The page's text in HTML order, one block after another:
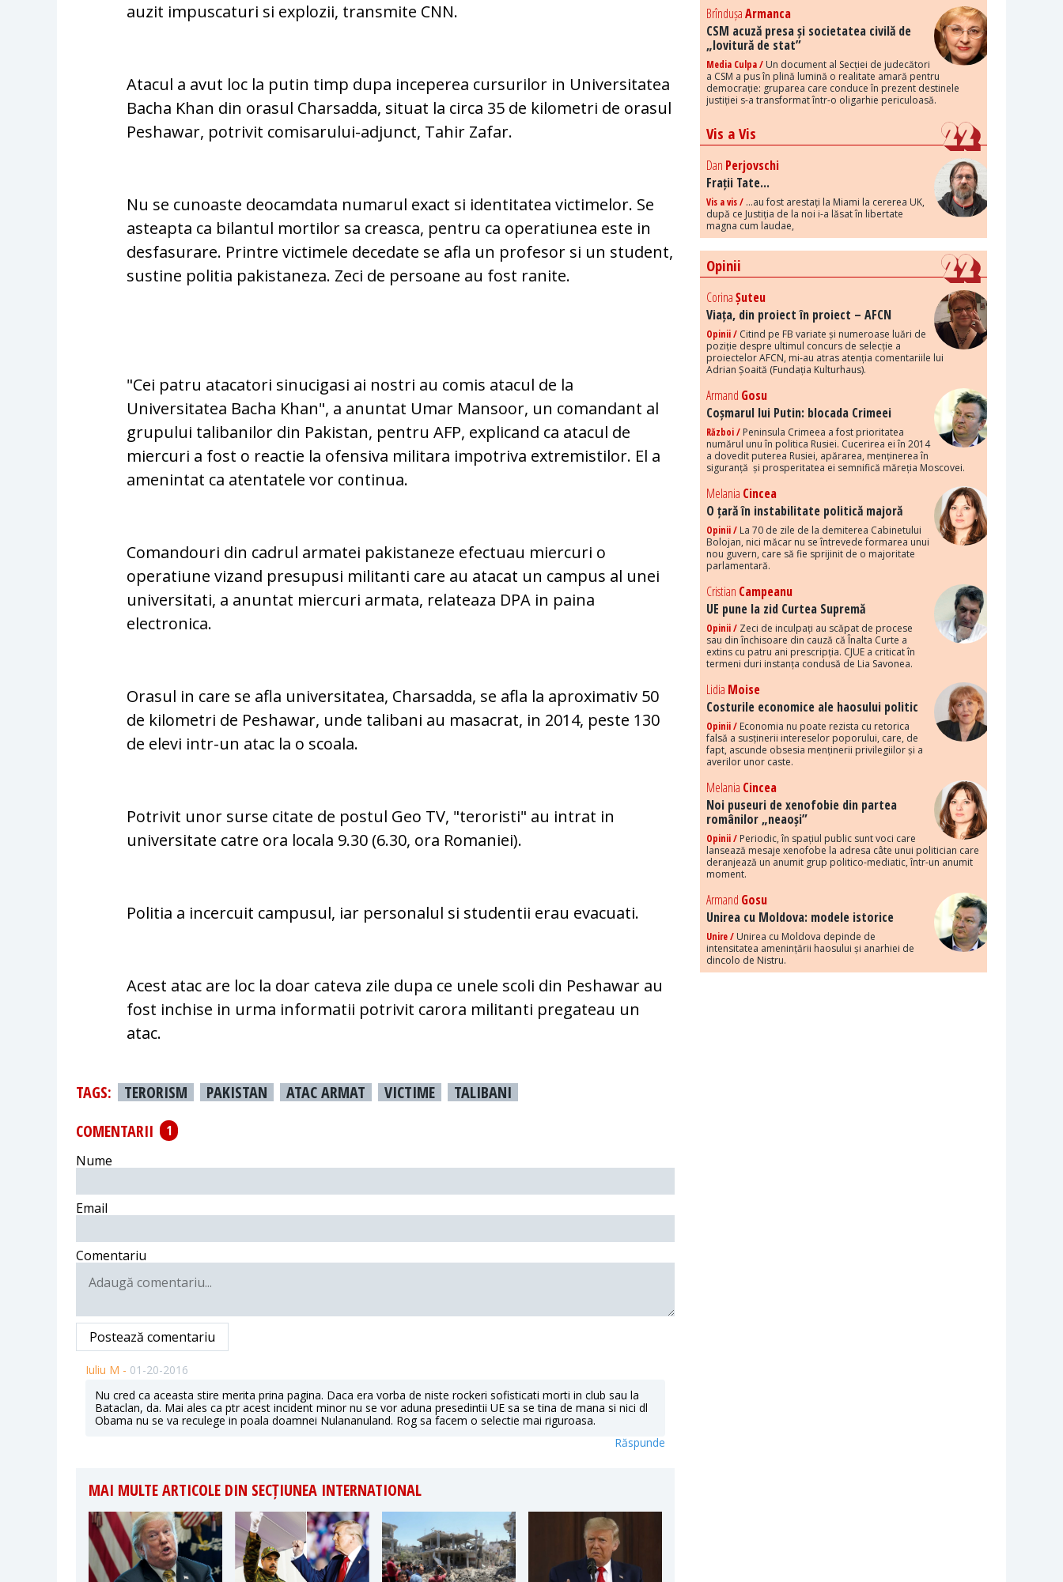
auzit impuscaturi si explozii, transmite CNN.
Atacul a avut loc la putin timp dupa inceperea cursurilor in Universitatea
Bacha Khan din orasul Charsadda, situat la circa 35 de kilometri de orasul
Peshawar, potrivit comisarului-adjunct, Tahir Zafar.
Nu se cunoaste deocamdata numarul exact si identitatea victimelor. Se
asteapta ca bilantul mortilor sa creasca, pentru ca operatiunea este in
desfasurare. Printre victimele decedate se afla un profesor si un student,
sustine politia pakistaneza. Zeci de persoane au fost ranite.
"Cei patru atacatori sinucigasi ai nostri au comis atacul de la
Universitatea Bacha Khan", a anuntat Umar Mansoor, un comandant al
grupului talibanilor din Pakistan, pentru AFP, explicand ca atacul de
miercuri a fost o reactie la ofensiva militara impotriva extremistilor. El a
amenintat ca atentatele vor continua.
Comandouri din cadrul armatei pakistaneze efectuau miercuri o
operatiune vizand presupusi militanti care au atacat un campus al unei
universitati, a anuntat miercuri armata, relateaza DPA in paina
electronica.
Orasul in care se afla universitatea, Charsadda, se afla la aproximativ 50
de kilometri de Peshawar, unde talibani au masacrat, in 2014, peste 130
de elevi intr-un atac la o scoala.
Potrivit unor surse citate de postul Geo TV, "teroristi" au intrat in
universitate catre ora locala 9.30 (6.30, ora Romaniei).
Politia a incercuit campusul, iar personalul si studentii erau evacuati.
Acest atac are loc la doar cateva zile dupa ce unele scoli din Peshawar au
fost inchise in urma informatii potrivit carora militanti pregateau un
atac.
TAGS: TERORISM PAKISTAN ATAC ARMAT VICTIME
TALIBANI
COMENTARII
1
Nume
Email
Comentariu
Postează comentariu
Iuliu M - 01-20-2016
Nu cred ca aceasta stire merita prina pagina. Daca era vorba de niste rockeri sofisticati morti in club sau la
Bataclan, da. Mai ales ca ptr acest incident minor nu se vor aduna presedintii UE sa se tina de mana si nici dl
Obama nu se va reculege in poala doamnei Nulananuland. Rog sa facem o selectie mai riguroasa.
Răspunde
MAI MULTE ARTICOLE DIN SECȚIUNEA INTERNATIONAL
BrîndușaArmanca
CSM acuză presa și societatea civilă de
„lovitură de stat”
Media Culpa / Un document al Secției de judecători
a CSM a pus în plină lumină o realitate amară pentru
democrație: gruparea care conduce în prezent destinele
justiției s-a transformat într-o oligarhie periculoasă.
Vis a Vis
Dan Perjovschi
Frații Tate...
Vis a vis / ...au fost arestați la Miami la cererea UK,
după ce Justiția de la noi i-a lăsat în libertate
magna cum laudae,
Opinii
CorinaȘuteu
Viața, din proiect în proiect – AFCN
Opinii / Citind pe FB variate și numeroase luări de
poziție despre ultimul concurs de selecție a
proiectelor AFCN, mi-au atras atenția comentariile lui
Adrian Șoaită (Fundația Kulturhaus).
Armand Gosu
Coșmarul lui Putin: blocada Crimeei
Război / Peninsula Crimeea a fost prioritatea
numărul unu în politica Rusiei. Cucerirea ei în 2014
a dovedit puterea Rusiei, apărarea, menținerea în
siguranță și prosperitatea ei semnifică măreția Moscovei.
Melania Cincea
O țară în instabilitate politică majoră
Opinii / La 70 de zile de la demiterea Cabinetului
Bolojan, nici măcar nu se întrevede formarea unui
nou guvern, care să fie sprijinit de o majoritate
parlamentară.
Cristian Campeanu
UE pune la zid Curtea Supremă
Opinii / Zeci de inculpați au scăpat de procese
sau din închisoare din cauză că Înalta Curte a
extins cu patru ani prescripția. CJUE a criticat în
termeni duri instanța condusă de Lia Savonea.
Lidia Moise
Costurile economice ale haosului politic
Opinii / Economia nu poate rezista cu retorica
falsă a susținerii intereselor poporului, care, de
fapt, ascunde obsesia menținerii privilegiilor și a
averilor unor caste.
Melania Cincea
Noi puseuri de xenofobie din partea
românilor „neaoși”
Opinii / Periodic, în spațiul public sunt voci care
lansează mesaje xenofobe la adresa câte unui politician care
deranjează un anumit grup politico-mediatic, într-un anumit
moment.
Armand Gosu
Unirea cu Moldova: modele istorice
Unire / Unirea cu Moldova depinde de
intensitatea amenințării haosului și anarhiei de
dincolo de Nistru.